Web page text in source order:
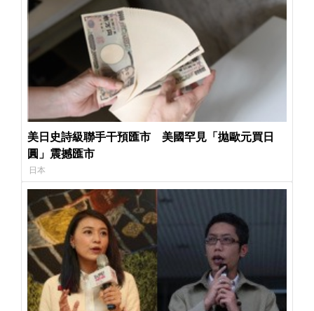
美日史詩級聯手干預匯市 美國罕見「拋歐元買日
圓」震撼匯市
日本